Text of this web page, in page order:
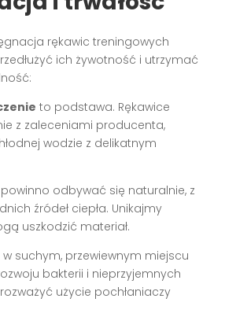
rękawic treningowych
ich żywotność i utrzymać
to podstawa. Rękawice
z zaleceniami producenta,
wodzie z delikatnym
odbywać się naturalnie, z
źródeł ciepła. Unikajmy
uszkodzić materiał.
w suchym, przewiewnym miejscu
bakterii i nieprzyjemnych
użycie pochłaniaczy